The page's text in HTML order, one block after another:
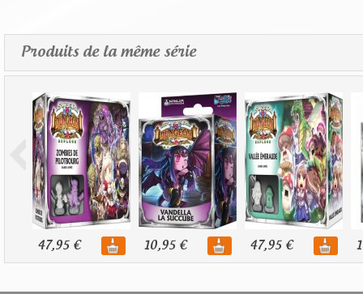
Produits de la même série
47,95 € 10,95 € 47,95 €